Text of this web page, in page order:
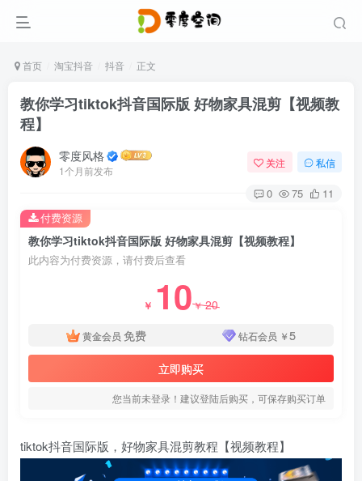
首页 淘宝抖音 抖音 正文
教你学习tiktok抖音国际版 好物家具混剪【视频教
程】
零度风格
1个月前发布
关注 私信
0 75 11
教你学习tiktok抖音国际版 好物家具混剪【视频教程】
此内容为付费资源，请付费后查看
￥ 10￥20
黄金会员 免费 钻石会员 ￥5
立即购买
您当前未登录！建议登陆后购买，可保存购买订单
付费资源
tiktok抖音国际版，好物家具混剪教程【视频教程】